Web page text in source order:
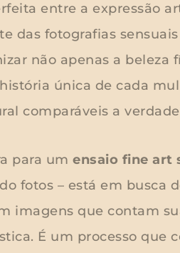
entre a expressão
das fotografias
não apenas a beleza
única de cada
comparáveis a
para um ensaio fine art
fotos – está em busca
imagens que contam
É um processo que